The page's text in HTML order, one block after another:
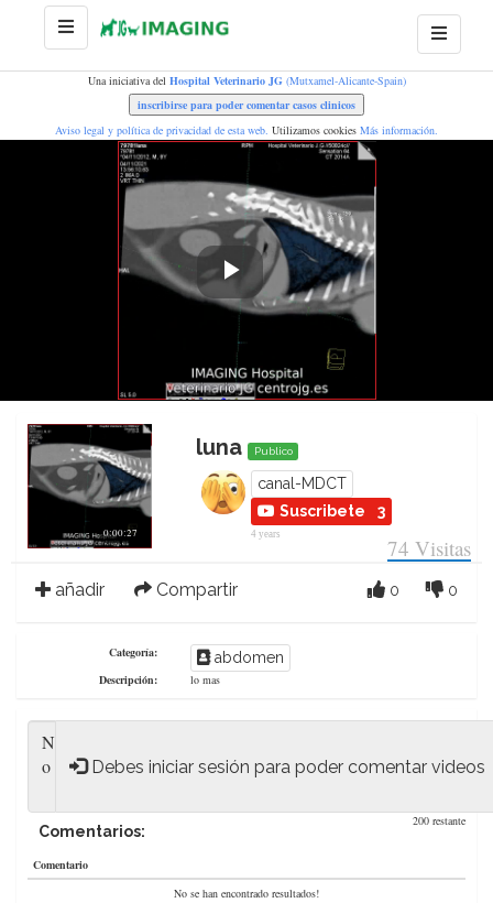
Una iniciativa del Hospital Veterinario JG(Mutxamel-Alicante-Spain)
Aviso legal y política de privacidad de esta web. Utilizamos cookies Más información.
Play
Video
0:00:27
luna Publico
canal-MDCT
Suscribete
3
4 years 74 Visitas
añadir Compartir 0
0
Categoría: abdomen
Descripción: lo mas
Debes iniciar sesión para poder comentar videos
200 restante
Comentarios:
Comentario
No se han encontrado resultados!